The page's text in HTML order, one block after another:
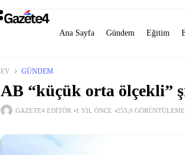
Ana Sayfa Gündem Eğitim
EV GÜNDEM
AB “küçük orta ölçekli”
GAZETE4 EDITÖR 1 YIL ÖNCE 253,0 GÖRÜNTÜLEME